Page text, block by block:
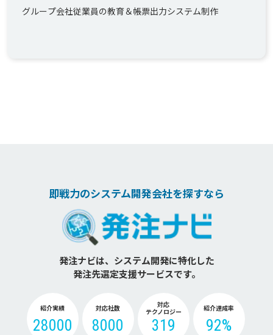
グループ会社従業員の教育＆帳票出力システム制作
即戦力のシステム開発会社を探すなら
発注ナビは、システム開発に特化した
発注先選定支援サービスです。
紹介実績
28000
対応社数
8000
対応
テクノロジー
319
紹介達成率
92%